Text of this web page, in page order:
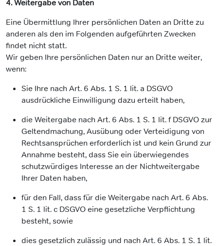
4. Weitergabe von Daten
Eine Übermittlung Ihrer persönlichen Daten an Dritte zu
anderen als den im Folgenden aufgeführten Zwecken
findet nicht statt.
Wir geben Ihre persönlichen Daten nur an Dritte weiter,
wenn:
Sie Ihre nach Art. 6 Abs. 1 S. 1 lit. a DSGVO
ausdrückliche Einwilligung dazu erteilt haben,
die Weitergabe nach Art. 6 Abs. 1 S. 1 lit. f DSGVO zur
Geltendmachung, Ausübung oder Verteidigung von
Rechtsansprüchen erforderlich ist und kein Grund zur
Annahme besteht, dass Sie ein überwiegendes
schutzwürdiges Interesse an der Nichtweitergabe
Ihrer Daten haben,
für den Fall, dass für die Weitergabe nach Art. 6 Abs.
1 S. 1 lit. c DSGVO eine gesetzliche Verpflichtung
besteht, sowie
dies gesetzlich zulässig und nach Art. 6 Abs. 1 S. 1 lit.